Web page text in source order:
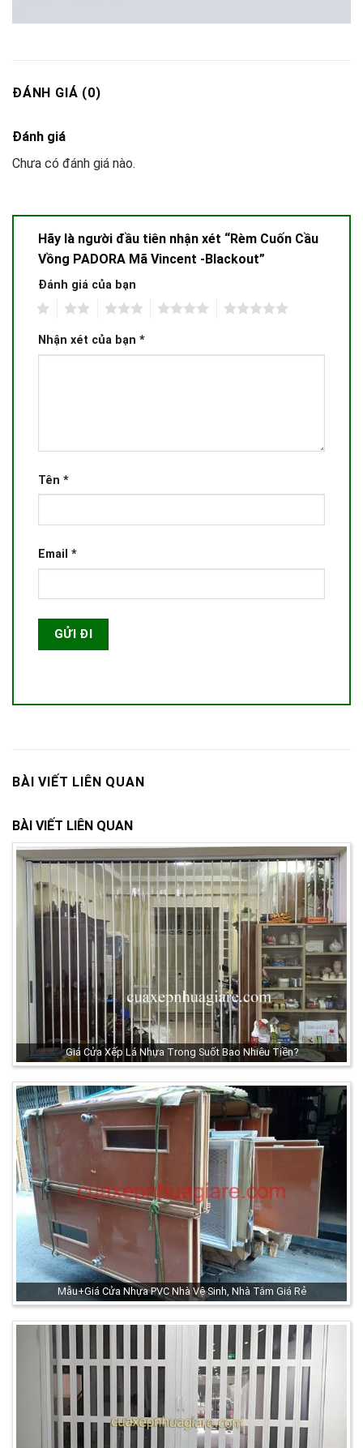
ĐÁNH GIÁ (0)
Đánh giá
Chưa có đánh giá nào.
Hãy là người đầu tiên nhận xét “Rèm Cuốn Cầu
Vồng PADORA Mã Vincent -Blackout”
Đánh giá của bạn
Nhận xét của bạn *
Tên *
Email *
BÀI VIẾT LIÊN QUAN
BÀI VIẾT LIÊN QUAN
Giá Cửa Xếp Lá Nhựa Trong Suốt Bao Nhiêu Tiền?
Mẫu+Giá Cửa Nhựa PVC Nhà Vệ Sinh, Nhà Tắm Giá Rẻ